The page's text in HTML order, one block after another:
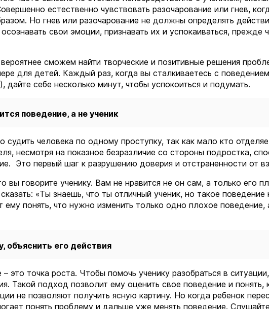
естественно чувствовать разочарование или гнев,
Но гнев или разочарование не должны определять
свои эмоции, признавать их и успокаиваться, прежде
сможем найти творческие и позитивные решения
для детей. Каждый раз, когда вы сталкиваетесь с
дайте себе несколько минут, чтобы успокоиться и подумать.
поведение, а не ученик
судить человека по одному проступку, так как мало кто
несмотря на показное безразличие со стороны подростка,
Это первый шаг к разрушению доверия и отстраненности от
вы говорите ученику. Вам не нравится не он сам, а только его
«Ты знаешь, что ты отличный ученик, но такое поведение
понять, что нужно изменить только одно плохое поведение,
объяснить его действия
это точка роста. Чтобы помочь ученику разобраться в
Такой подход позволит ему оценить свое поведение и понять,
не позволяют получить ясную картину. Но когда ребенок
понять проблему и дальше уже менять поведение.